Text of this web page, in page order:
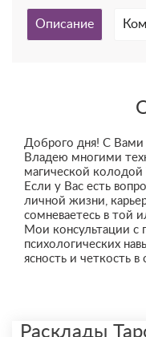
Описание
Доброго дня! С Вами
Владею многими
магической колодой
Если у Вас есть
личной жизни,
сомневаетесь в той
Мои консультации
психологических
ясность и четкость в
Расклады